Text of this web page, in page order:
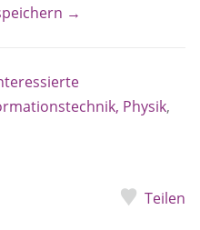
→
Physik,
Teilen